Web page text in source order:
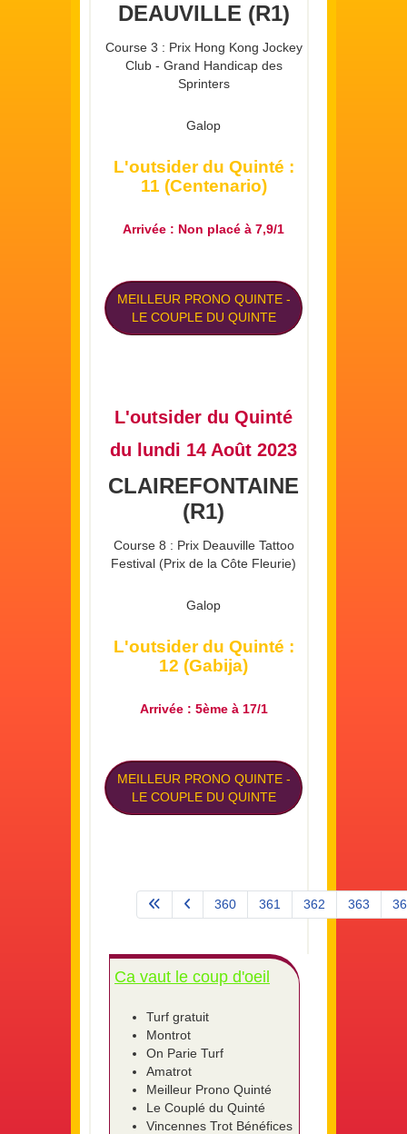
DEAUVILLE (R1)
Course 3 : Prix Hong Kong Jockey
Club - Grand Handicap des
Sprinters
Galop
L'outsider du Quinté :
11 (Centenario)
Arrivée : Non placé à 7,9/1
MEILLEUR PRONO QUINTE-
LE COUPLE DU QUINTE
L'outsider du Quinté
du lundi 14 Août 2023
CLAIREFONTAINE
(R1)
Course 8 : Prix Deauville Tattoo
Festival (Prix de la Côte Fleurie)
Galop
L'outsider du Quinté :
12 (Gabija)
Arrivée : 5ème à 17/1
MEILLEUR PRONO QUINTE-
LE COUPLE DU QUINTE
Page 365 sur 575
360 361 362 363
Ca vaut le coup d'oeil
Turf gratuit
Montrot
On Parie Turf
Amatrot
Meilleur Prono Quinté
Le Couplé du Quinté
Vincennes Trot Bénéfices